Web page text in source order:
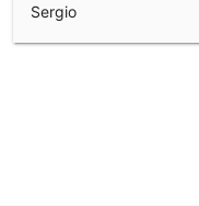
Sergio